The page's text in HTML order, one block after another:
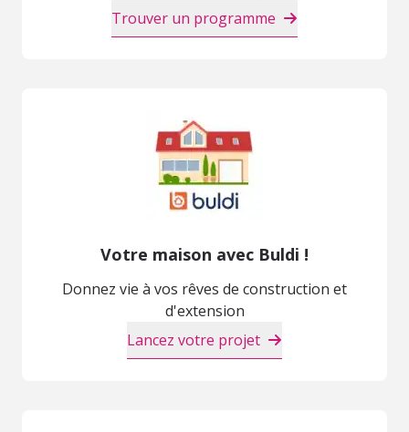
Trouver un programme
Votre maison avec Buldi !
Donnez vie à vos rêves de construction et
d'extension
Lancez votre projet